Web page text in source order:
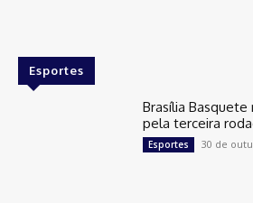
Esportes
Brasília
pela terceira
Esportes 30 de